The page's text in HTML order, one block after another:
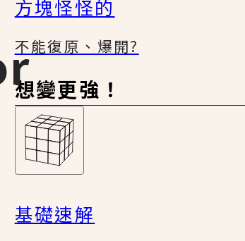
方塊怪怪的
不能復原、爆開?
想變更強！
基礎速解